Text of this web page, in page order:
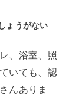
ょうがない
、浴室、照
いても、認
んありま